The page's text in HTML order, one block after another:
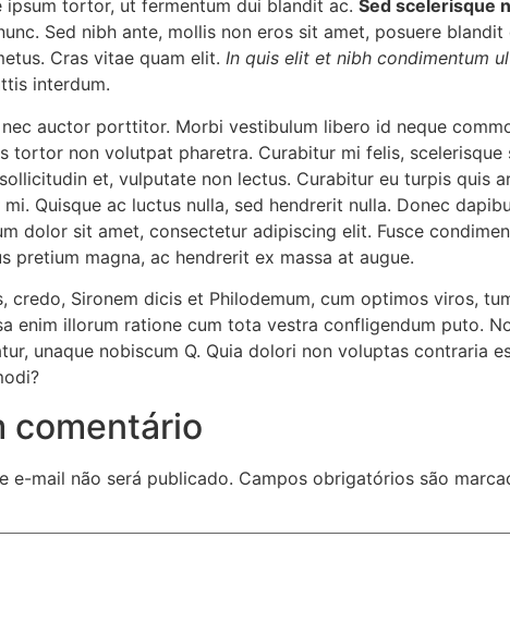
ipsum tortor, ut fermentum dui blandit ac. Sed scelerisque
Sed nibh ante, mollis non eros sit amet, posuere
Cras vitae quam elit. In quis elit et nibh condimentum
interdum.
auctor porttitor. Morbi vestibulum libero id neque
tortor non volutpat pharetra. Curabitur mi felis,
et, vulputate non lectus. Curabitur eu turpis quis
Quisque ac luctus nulla, sed hendrerit nulla. Donec
dolor sit amet, consectetur adipiscing elit. Fusce
pretium magna, ac hendrerit ex massa at augue.
credo, Sironem dicis et Philodemum, cum optimos viros,
enim illorum ratione cum tota vestra confligendum puto.
unaque nobiscum Q. Quia dolori non voluptas contraria
comentário
e-mail não será publicado. Campos obrigatórios são